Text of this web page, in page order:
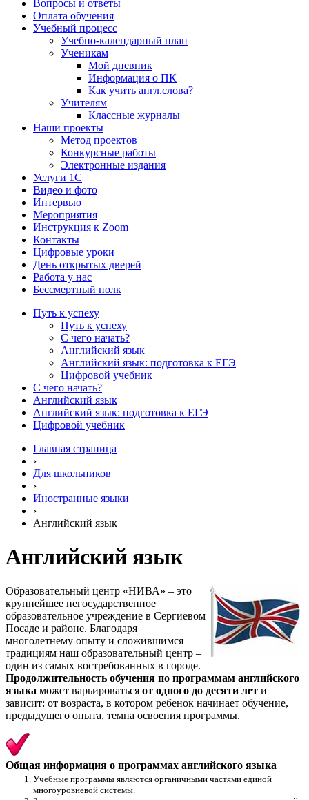
Вопросы и ответы
Оплата обучения
Учебный процесс
Учебно-календарный план
Ученикам
Мой дневник
Информация о ПК
Как учить англ.слова?
Учителям
Классные журналы
Наши проекты
Метод проектов
Конкурсные работы
Электронные издания
Услуги 1C
Видео и фото
Интервью
Мероприятия
Инструкция к Zoom
Контакты
Цифровые уроки
День открытых дверей
Работа у нас
Бессмертный полк
Путь к успеху
Путь к успеху
С чего начать?
Английский язык
Английский язык: подготовка к ЕГЭ
Цифровой учебник
С чего начать?
Английский язык
Английский язык: подготовка к ЕГЭ
Цифровой учебник
Главная страница
›
Для школьников
›
Иностранные языки
›
Английский язык
Английский язык
Образовательный центр «НИВА» – это
крупнейшее негосударственное
образовательное учреждение в Сергиевом
Посаде и районе. Благодаря
многолетнему опыту и сложившимся
традициям наш образовательный центр –
один из самых востребованных в городе.
Продолжительность обучения по программам английского
языка может варьироваться от одного до десяти лет и
зависит: от возраста, в котором ребенок начинает обучение,
предыдущего опыта, темпа освоения программы.
Общая информация о программах английского языка
Учебные программы являются органичными частями единой
многоуровневой системы.